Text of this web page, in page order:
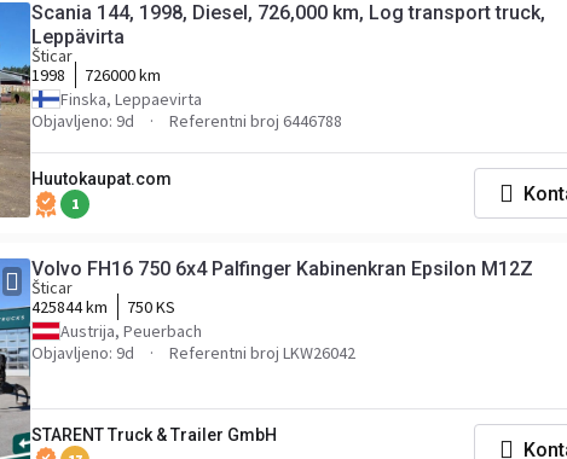
Scania 144, 1998, Diesel, 726,000 km, Log transport truck,
Leppävirta
Šticar
1998
726000 km
Finska, Leppaevirta
Objavljeno: 9d
Referentni broj 6446788
Huutokaupat.com
1
Volvo FH16 750 6x4 Palfinger Kabinenkran Epsilon M12Z
Šticar
425844 km
750 KS
Austrija, Peuerbach
Objavljeno: 9d
Referentni broj LKW26042
STARENT Truck & Trailer GmbH